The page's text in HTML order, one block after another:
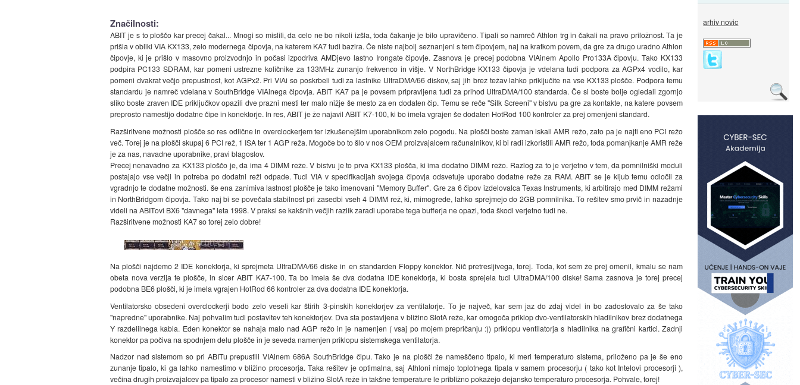
arhiv novic
Značilnosti:
ABIT je s to ploščo kar precej čakal... Mnogi so mislili, da celo ne bo nikoli izšla, toda čakanje je bilo upravičeno. Tipali so namreč Athlon trg in čakali na pravo priložnost. Ta je
prišla v obliki VIA KX133, zelo modernega čipovja, na katerem KA7 tudi bazira. Če niste najbolj seznanjeni s tem čipovjem, naj na kratkom povem, da gre za drugo uradno Athlon
čipovje, ki je prišlo v masovno proizvodnjo in počasi izpodriva AMDjevo lastno Irongate čipovje. Zasnova je precej podobna VIAinem Apollo Pro133A čipovju. Tako KX133
podpira PC133 SDRAM, kar pomeni ustrezne količnike za 133MHz zunanjo frekvenco in višje. V NorthBridge KX133 čipovja je vdelana tudi podpora za AGPx4 vodilo, kar
pomeni dvakrat večjo prepustnost, kot AGPx2. Pri VIAi so poskrbeli tudi za lastnike UltraDMA/66 diskov, saj jih brez težav lahko priključite na vse KX133 plošče. Podpora temu
standardu je namreč vdelana v SouthBridge VIAinega čipovja. ABIT KA7 pa je povsem pripravljena tudi za prihod UltraDMA/100 standarda. Če si boste bolje ogledali zgornjo
sliko boste zraven IDE priključkov opazili dve prazni mesti ter malo nižje še mesto za en dodaten čip. Temu se reče "Silk Screeni" v bistvu pa gre za kontakte, na katere povsem
preprosto namestijo dodatne čipe in konektorje. In res, ABIT je že najavil ABIT K7-100, ki bo imela vgrajen še dodaten HotRod 100 kontroler za prej omenjeni standard.
Razširitvene možnosti plošče so res odlične in overclockerjem ter izkušenejšim uporabnikom zelo pogodu. Na plošči boste zaman iskali AMR režo, zato pa je najti eno PCI režo
več. Torej je na plošči skupaj 6 PCI rež, 1 ISA ter 1 AGP reža. Mogoče bo to šlo v nos OEM proizvajalcem računalnikov, ki bi radi izkoristili AMR režo, toda pomanjkanje AMR reže
je za nas, navadne uporabnike, pravi blagoslov.
Precej nenavadno za KX133 ploščo je, da ima 4 DIMM reže. V bistvu je to prva KX133 plošča, ki ima dodatno DIMM režo. Razlog za to je verjetno v tem, da pomnilniški moduli
postajajo vse večji in potreba po dodatni reži odpade. Tudi VIA v specifikacijah svojega čipovja odsvetuje uporabo dodatne reže za RAM. ABIT se je kljub temu odločil za
vgradnjo te dodatne možnosti. še ena zanimiva lastnost plošče je tako imenovani "Memory Buffer". Gre za 6 čipov izdelovalca Texas Instruments, ki arbitirajo med DIMM režami
in NorthBridgom čipovja. Tako naj bi se povečala stabilnost pri zasedbi vseh 4 DIMM rež, ki, mimogrede, lahko sprejmejo do 2GB pomnilnika. To rešitev smo prvič in nazadnje
videli na ABITovi BX6 "davnega" leta 1998. V praksi se kakšnih večjih razlik zaradi uporabe tega bufferja ne opazi, toda škodi verjetno tudi ne.
Razširitvene možnosti KA7 so torej zelo dobre!
Na plošči najdemo 2 IDE konektorja, ki sprejmeta UltraDMA/66 diske in en standarden Floppy konektor. Nič pretresljivega, torej. Toda, kot sem že prej omenil, kmalu se nam
obeta nova verzija te plošče, in sicer ABIT KA7-100. Ta bo imela še dva dodatna IDE konektorja, ki bosta sprejela tudi UltraDMA/100 diske! Sama zasnova je torej precej
podobna BE6 plošči, ki je imela vgrajen HotRod 66 kontroler za dva dodatna IDE konektorja.
Ventilatorsko obsedeni overclockerji bodo zelo veseli kar štirih 3-pinskih konektorjev za ventilatorje. To je največ, kar sem jaz do zdaj videl in bo zadostovalo za še tako
"napredne" uporabnike. Naj pohvalim tudi postavitev teh konektorjev. Dva sta postavljena v bližino SlotA reže, kar omogoča priklop dvo-ventilatorskih hladilnikov brez dodatnega
Y razdelilnega kabla. Eden konektor se nahaja malo nad AGP režo in je namenjen ( vsaj po mojem prepričanju :)) priklopu ventilatorja s hladilnika na grafični kartici. Zadnji
konektor pa počiva na spodnjem delu plošče in je seveda namenjen priklopu sistemskega ventilatorja.
Nadzor nad sistemom so pri ABITu prepustili VIAinem 686A SouthBridge čipu. Tako je na plošči že nameščeno tipalo, ki meri temperaturo sistema, priloženo pa je še eno
zunanje tipalo, ki ga lahko namestimo v bližino procesorja. Taka rešitev je optimalna, saj Athloni nimajo toplotnega tipala v samem procesorju ( tako kot Intelovi procesorji ),
večina drugih proizvajalcev pa tipalo za procesor namesti v bližino SlotA reže in takšne temperature le približno pokažejo dejansko temperaturo procesorja. Pohvale, torej!